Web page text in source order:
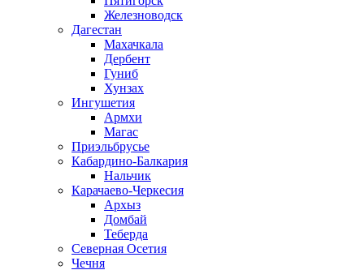
Железноводск
Дагестан
Махачкала
Дербент
Гуниб
Хунзах
Ингушетия
Армхи
Магас
Приэльбрусье
Кабардино-Балкария
Нальчик
Карачаево-Черкесия
Архыз
Домбай
Теберда
Северная Осетия
Чечня